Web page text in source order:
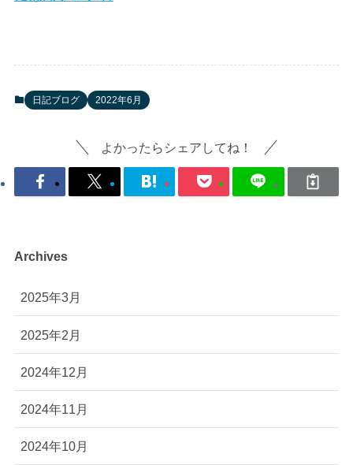
日記ブログ 2022年6月
よかったらシェアしてね！
Archives
2025年3月
2025年2月
2024年12月
2024年11月
2024年10月